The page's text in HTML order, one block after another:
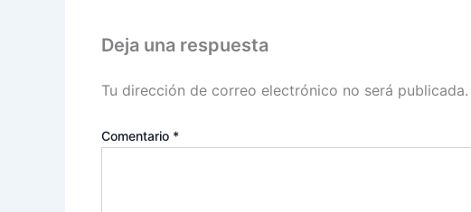
Deja una respuesta
Tu dirección de correo electrónico no será publicada.
Comentario *